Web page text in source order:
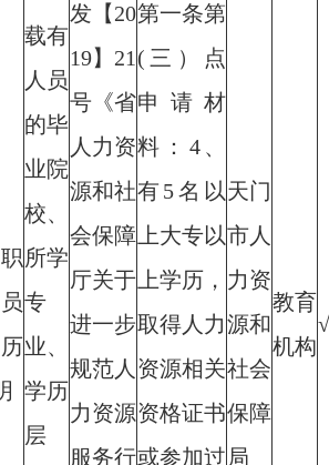
载有
人员
的毕
业院
校、
所学
专
业、
学历
层
发【20
19】21
号《省
人力资
源和社
会保障
厅关于
进一步
规范人
力资源
服务行
第一条第
(三）点
申请材
料：4、
有5名以
上大专以
上学历，
取得人力
资源相关
资格证书
或参加过
天门
市人
力资
源和
社会
保障
局
教育
机构
√